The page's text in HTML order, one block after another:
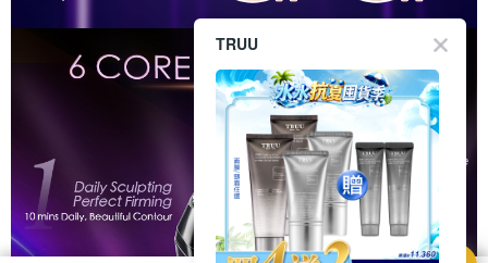
TRUU